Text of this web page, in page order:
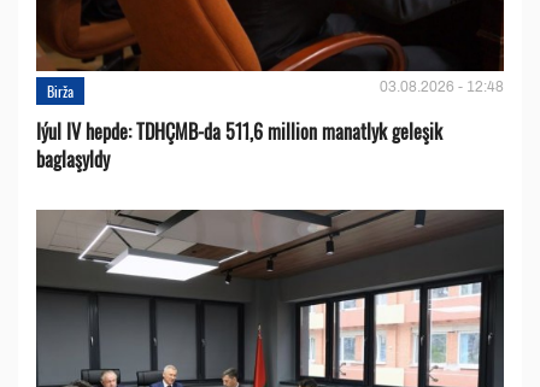
Birža 03.08.2026 - 12:48
Iýul IV hepde: TDHÇMB-da 511,6 million manatlyk geleşik
baglaşyldy